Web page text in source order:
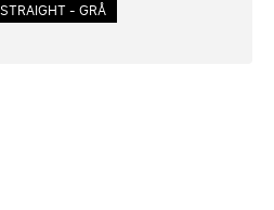
STRAIGHT - GRÅ